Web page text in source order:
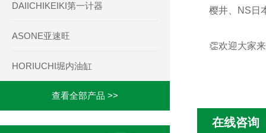
樱井、NS日
👏欢迎大家
在线咨询
DAIICHIKEIKI第一计器
ASONE亚速旺
HORIUCHI堀内油缸
查看全部产品 >>